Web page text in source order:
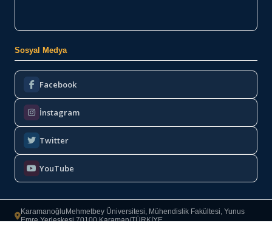
Sosyal Medya
Facebook
İnstagram
Twitter
YouTube
KaramanoğluMehmetbey Üniversitesi, Mühendislik Fakültesi, Yunus
Emre Yerleşkesi 70100 Karaman/TÜRKİYE